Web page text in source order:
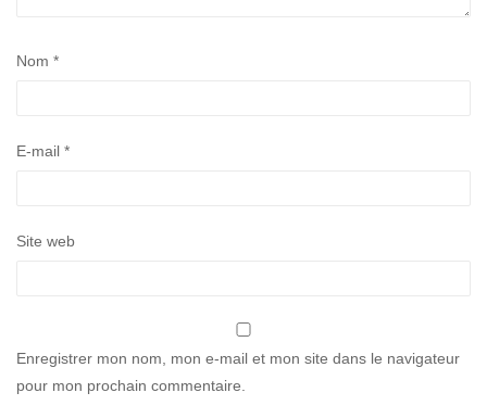
Nom *
E-mail *
Site web
Enregistrer mon nom, mon e-mail et mon site dans le navigateur
pour mon prochain commentaire.